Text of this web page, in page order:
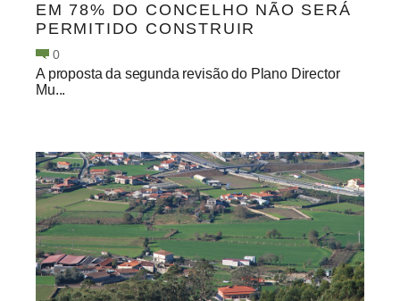
EM 78% DO CONCELHO NÃO SERÁ
PERMITIDO CONSTRUIR
0
A proposta da segunda revisão do Plano Director
Mu...